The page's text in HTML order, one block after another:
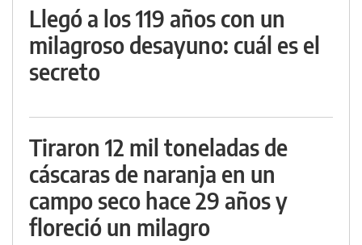
Llegó a los 119 años con un
milagroso desayuno: cuál es el
secreto
Tiraron 12 mil toneladas de
cáscaras de naranja en un
campo seco hace 29 años y
floreció un milagro